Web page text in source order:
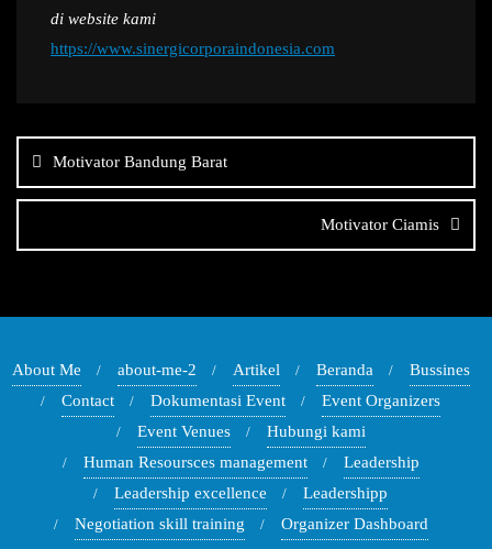
di website kami
https://www.sinergicorporaindonesia.com
posMotivator Bandung Barat
Motivator Ciamis
About Me about-me-2 Artikel Beranda
Bussines
Contact
Dokumentasi Event
Event Organizers
Event Venues
Hubungi kami
Human Resoursces management
Leadership
Leadership excellence
Leadershipp
Negotiation skill training
Organizer Dashboard